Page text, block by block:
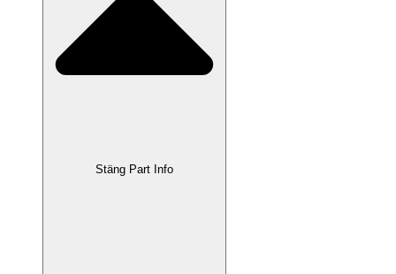
Stäng Part Info